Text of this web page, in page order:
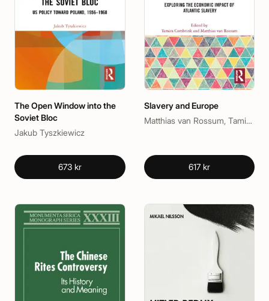
The Open Window into the
Soviet Bloc
Jakub Tyszkiewicz
673 kr
Slavery and Europe
Matthias van Rossum, Tamira Combrink
617 kr